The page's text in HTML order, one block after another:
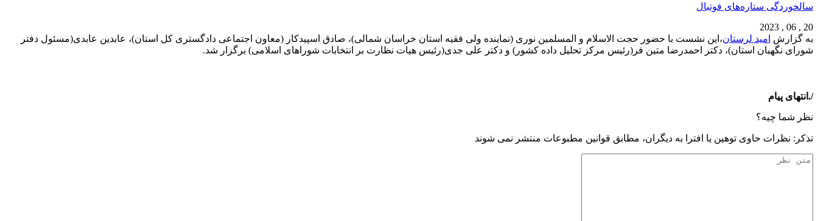
سالخوردگی ستاره‌های فوتبال
20 , 06 , 2023
به گزارش امید لرستان،این نشست با حضور حجت الاسلام و المسلمین نوری (نماینده ولی فقیه استان خراسان شمالی)، صادق اسپیدکار (معاون اجتماعی دادگستری کل استان)، عابدین عابدی(مسئول دفتر
شورای نگهبان استان)، دکتر احمدرضا متین فر(رئیس مرکز تحلیل داده کشور) و دکتر علی جدی(رئیس هیات نظارت بر انتخابات شوراهای اسلامی) برگزار شد.
/.انتهای پیام
نظر شما چیه؟
تذكر: نظرات حاوی توهين يا افترا به ديگران، مطابق قوانين مطبوعات منتشر نمی شوند